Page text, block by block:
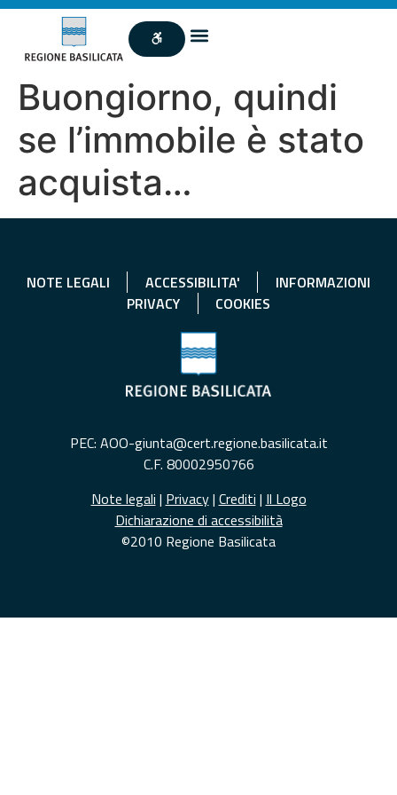
Buongiorno, quindi
se l’immobile è stato
acquista…
NOTE LEGALI ACCESSIBILITA'
INFORMAZIONI
PRIVACY
COOKIES
PEC: AOO-giunta@cert.regione.basilicata.it
C.F. 80002950766
Note legali | Privacy| Crediti | Il Logo
Dichiarazione di accessibilità
©2010 Regione Basilicata